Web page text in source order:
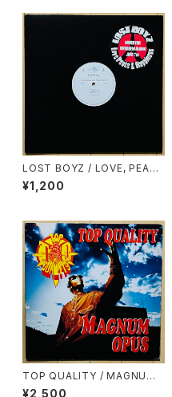
LOST BOYZ / LOVE, PEACE
& NAPPINESS
¥1,200
TOP QUALITY / MAGNUM
OPUS
¥2,500